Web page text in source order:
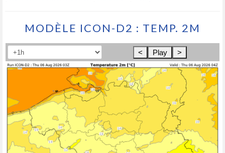
MODÈLE ICON-D2 : TEMP. 2M
< Play >